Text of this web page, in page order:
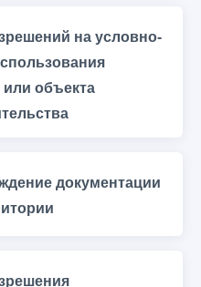
на условно-
или объекта
документации